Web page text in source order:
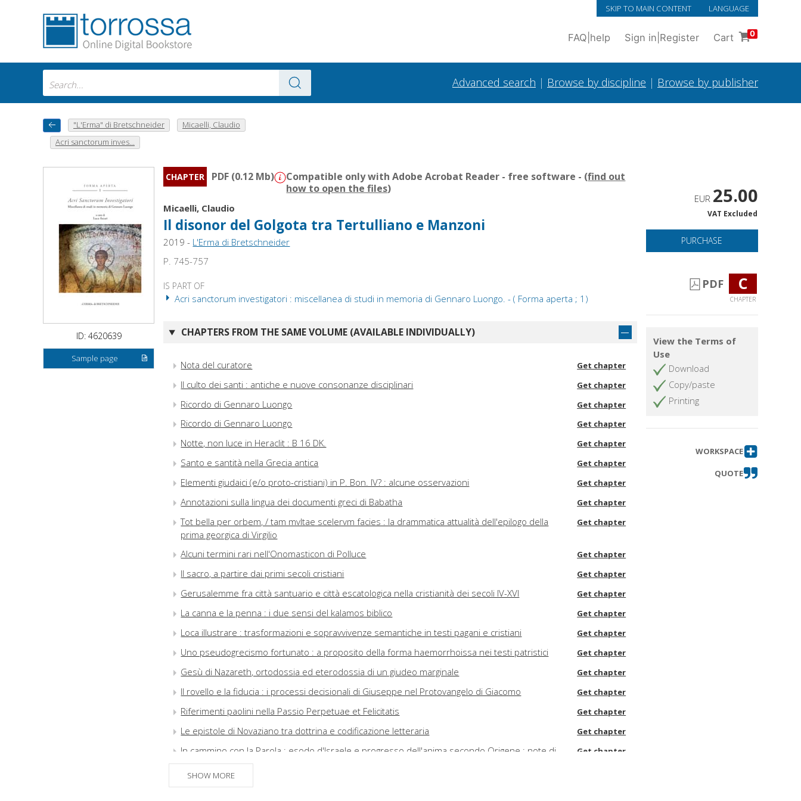
SKIP TO MAIN CONTENT LANGUAGE
FAQ help Sign in Register Cart 0
Advanced search | Browse by discipline | Browse by publisher
"L'Erma" di Bretschneider
Micaelli, Claudio
Acri sanctorum inves...
ID: 4620639
Sample page
CHAPTER PDF (0.12 Mb) Compatible only with Adobe Acrobat Reader - free software - (find out
how to open the files)
Micaelli, Claudio
Il disonor del Golgota tra Tertulliano e Manzoni
2019 - L'Erma di Bretschneider
P. 745-757
IS PART OF
Acri sanctorum investigatori : miscellanea di studi in memoria di Gennaro Luongo. - ( Forma aperta ; 1)
CHAPTERS FROM THE SAME VOLUME (AVAILABLE INDIVIDUALLY)
Nota del curatore Get chapter
Il culto dei santi : antiche e nuove consonanze disciplinari Get chapter
Ricordo di Gennaro Luongo Get chapter
Ricordo di Gennaro Luongo Get chapter
Notte, non luce in Heraclit : B 16 DK. Get chapter
Santo e santità nella Grecia antica Get chapter
Elementi giudaici (e/o proto-cristiani) in P. Bon. IV? : alcune osservazioni Get chapter
Annotazioni sulla lingua dei documenti greci di Babatha Get chapter
Tot bella per orbem, / tam mvltae scelervm facies : la drammatica attualità dell'epilogo della
prima georgica di Virgilio
Get chapter
Alcuni termini rari nell'Onomasticon di Polluce Get chapter
Il sacro, a partire dai primi secoli cristiani Get chapter
Gerusalemme fra città santuario e città escatologica nella cristianità dei secoli IV-XVI Get chapter
La canna e la penna : i due sensi del kalamos biblico Get chapter
Loca illustrare : trasformazioni e sopravvivenze semantiche in testi pagani e cristiani Get chapter
Uno pseudogrecismo fortunato : a proposito della forma haemorrhoissa nei testi patristici Get chapter
Gesù di Nazareth, ortodossia ed eterodossia di un giudeo marginale Get chapter
Il rovello e la fiducia : i processi decisionali di Giuseppe nel Protovangelo di Giacomo Get chapter
Riferimenti paolini nella Passio Perpetuae et Felicitatis Get chapter
Le epistole di Novaziano tra dottrina e codificazione letteraria Get chapter
In cammino con la Parola : esodo d'Israele e progresso dell'anima secondo Origene : note di
lettura sull'Omelia XXVII sui Numeri
Get chapter
SHOW MORE
EUR 25.00
VAT Excluded
PURCHASE
PDF C
CHAPTER
View the Terms of
Use
Download
Copy/paste
Printing
WORKSPACE
QUOTE